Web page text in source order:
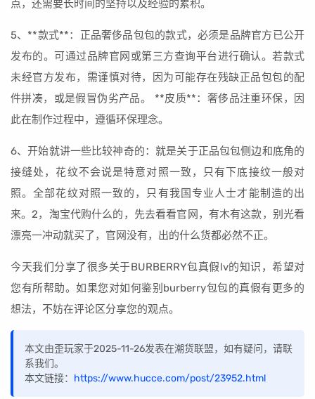
点，还需要长时间的坚持以及经验的累积。
5、**款式**：正品奢侈品包包的款式，必须是品牌官方已公开
发布的。可通过品牌官网或第三方查询平台进行确认。若款式
未经官方发布，需谨慎对待，因为可能存在残缺正品包包的配
件拼凑，或是假冒伪劣产品。 **皮质**：奢侈品注重环保，因
此在制作过程中，遵循环保理念。
6、开始就讲一些比较神奇的：就是关于正品包包侧边和底角的
接缝处，花纹不会说是特意对照一致，只有下底接纹一般对
照。全部花纹对照一致的，只有我国专业人士才能制造的出
来。2，淘宝代购什么的，先去看看官网，有木有这款，别光看
漂亮一冲动就买了，官网没有，出的什么货都必然不正。
今天我们分享了很多关于BURBERRY包真假lv的知识，希望对
您有所帮助。如果您对如何鉴别burberry包包的真假有更多的
想法，不妨在评论区分享您的观点。
本文由歪玩家于2025-11-26发表在潮货联盟，如有疑问，请联
系我们。
本文链接： https://www.hucce.com/post/23952.html